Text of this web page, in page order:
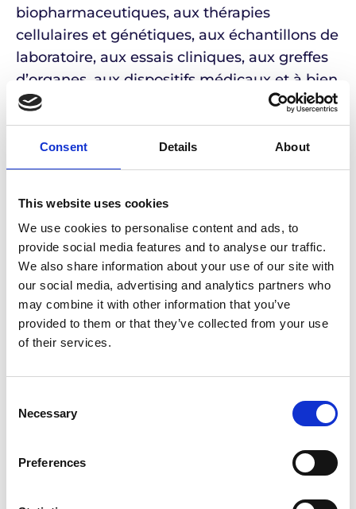
Consent Details About
This website uses cookies
We use cookies to personalise content and ads, to
provide social media features and to analyse our traffic.
We also share information about your use of our site with
our social media, advertising and analytics partners who
may combine it with other information that you’ve
provided to them or that they’ve collected from your use
of their services.
Selection
Necessary
Preferences
biopharmaceutiques, aux thérapies
cellulaires et génétiques, aux échantillons de
laboratoire, aux essais cliniques, aux greffes
d’organes, aux dispositifs médicaux et à bien
d’autres domaines.
Nous avons une conscience accrue de cette
réalité fondamentale : rater une livraison
culture d’entreprise sur les résultats pour les
patients. C’est d’eux que nos équipes se
soucient avant tout. Elles s’engagent pour
améliorer, enrichir et sauver des vies grâce à
l’efficacité logistique.
Nous sommes Life Couriers – Logistics for